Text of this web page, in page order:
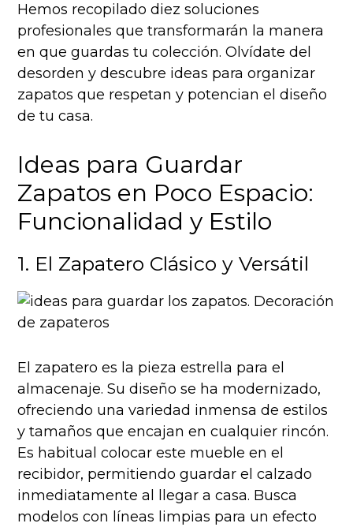
Hemos recopilado diez soluciones
profesionales que transformarán la manera
en que guardas tu colección. Olvídate del
desorden y descubre ideas para organizar
zapatos que respetan y potencian el diseño
de tu casa.
Ideas para Guardar
Zapatos en Poco Espacio:
Funcionalidad y Estilo
1. El Zapatero Clásico y Versátil
El zapatero es la pieza estrella para el
almacenaje. Su diseño se ha modernizado,
ofreciendo una variedad inmensa de estilos
y tamaños que encajan en cualquier rincón.
Es habitual colocar este mueble en el
recibidor, permitiendo guardar el calzado
inmediatamente al llegar a casa. Busca
modelos con líneas limpias para un efecto